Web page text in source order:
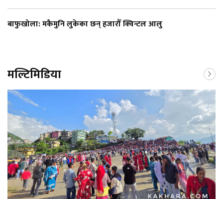
बाफुखोला: मकैमुनि लुकेका छन् हजारौँ क्विन्टल आलु
मल्टिमिडिया